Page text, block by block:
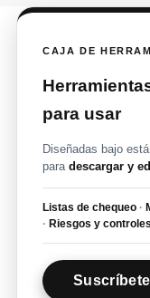
CAJA DE
para usar
Diseñadas bajo
paradescargar y
Listas de chequeo ·
· Riesgos y